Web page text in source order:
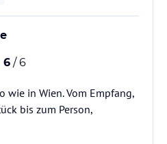
bei einem Cocktail und
Services
Concierge & Geldwechsel,
Tageszeitungen,
6 / 6
wie in Wien. Vom Empfang,
bis zum Person,